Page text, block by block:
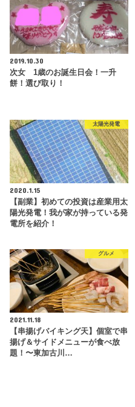
2019.10.30
次女 1歳のお誕生日会！一升
餅！選び取り！
太陽光発電
2020.1.15
【副業】初めての投資は産業用太
陽光発電！我が家が持っている発
電所を紹介！
グルメ
2021.11.18
【串揚げバイキング天】個室で串
揚げ＆サイドメニューが食べ放
題！〜東加古川…